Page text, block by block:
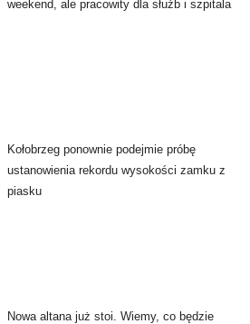
weekend, ale pracowity dla służb i szpitala
Kołobrzeg ponownie podejmie próbę
ustanowienia rekordu wysokości zamku z
piasku
Nowa altana już stoi. Wiemy, co będzie